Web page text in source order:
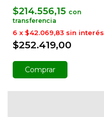
$214.556,15 con
$252.419,00
6 x $42.069,83 sin interés
Comprar